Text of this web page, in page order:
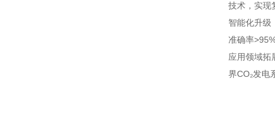
技术，实现
智能化升级
准确率
应用领域拓
界CO₂发电